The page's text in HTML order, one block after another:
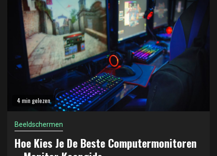
4 min gelezen
Beeldschermen
Hoe Kies Je De Beste Computermonitoren